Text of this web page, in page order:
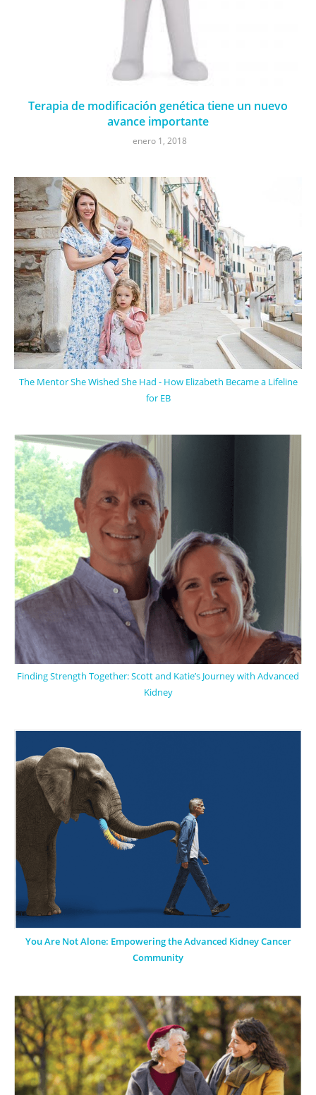
Terapia de modificación genética tiene un nuevo
avance importante
enero 1, 2018
The Mentor She Wished She Had - How Elizabeth Became a Lifeline
for EB
Finding Strength Together: Scott and Katie’s Journey with Advanced
Kidney
You Are Not Alone: Empowering the Advanced Kidney Cancer
Community